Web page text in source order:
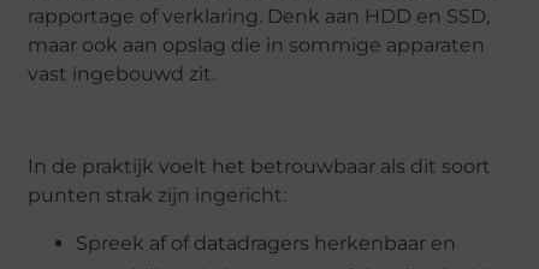
rapportage of verklaring. Denk aan HDD en SSD,
maar ook aan opslag die in sommige apparaten
vast ingebouwd zit.
In de praktijk voelt het betrouwbaar als dit soort
punten strak zijn ingericht:
Spreek af of datadragers herkenbaar en